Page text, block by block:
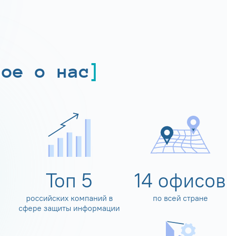
о нас
Топ 5
российских компаний в
сфере защиты информации
14 офисов
по всей стране